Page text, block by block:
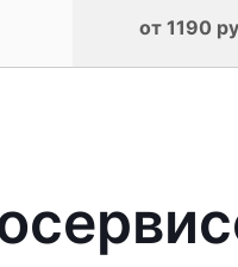
от 1190